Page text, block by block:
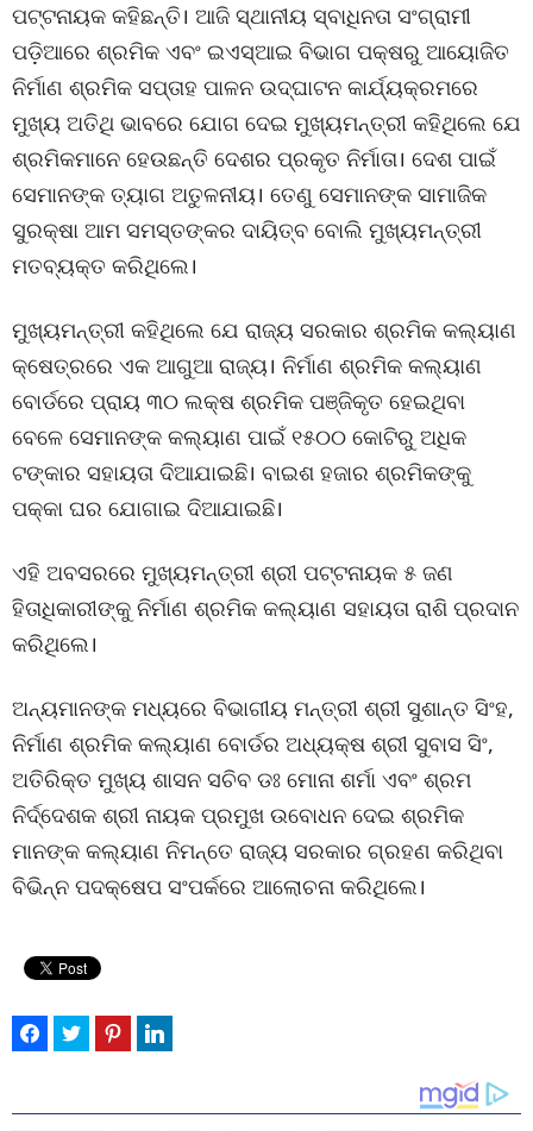
ପଟ୍ଟନାୟକ କହିଛନ୍ତି। ଆଜି ସ୍ଥାନୀୟ ସ୍ବାଧିନତା ସଂଗ୍ରାମୀ
ପଡ଼ିଆରେ ଶ୍ରମିକ ଏବଂ ଇଏସ୍‌ଆଇ ବିଭାଗ ପକ୍ଷରୁ ଆୟୋଜିତ
ନିର୍ମାଣ ଶ୍ରମିକ ସପ୍ତାହ ପାଳନ ଉଦ୍‌ଘାଟନ କାର୍ଯ୍ୟକ୍ରମରେ
ମୁଖ୍ୟ ଅତିଥି ଭାବରେ ଯୋଗ ଦେଇ ମୁଖ୍ୟମନ୍ତ୍ରୀ କହିଥିଲେ ଯେ
ଶ୍ରମିକମାନେ ହେଉଛନ୍ତି ଦେଶର ପ୍ରକୃତ ନିର୍ମାତା। ଦେଶ ପାଇଁ
ସେମାନଙ୍କ ତ୍ୟାଗ ଅତୁଳନୀୟ। ତେଣୁ ସେମାନଙ୍କ ସାମାଜିକ
ସୁରକ୍ଷା ଆମ ସମସ୍ତଙ୍କର ଦାୟିତ୍ବ ବୋଲି ମୁଖ୍ୟମନ୍ତ୍ରୀ
ମତବ୍ୟକ୍ତ କରିଥିଲେ।
ମୁଖ୍ୟମନ୍ତ୍ରୀ କହିଥିଲେ ଯେ ରାଜ୍ୟ ସରକାର ଶ୍ରମିକ କଲ୍ୟାଣ
କ୍ଷେତ୍ରରେ ଏକ ଆଗୁଆ ରାଜ୍ୟ। ନିର୍ମାଣ ଶ୍ରମିକ କଲ୍ୟାଣ
ବୋର୍ଡରେ ପ୍ରାୟ ୩୦ ଲକ୍ଷ ଶ୍ରମିକ ପଞ୍ଜିକୃତ ହେଇଥିବା
ବେଳେ ସେମାନଙ୍କ କଲ୍ୟାଣ ପାଇଁ ୧୫୦୦ କୋଟିରୁ ଅଧିକ
ଟଙ୍କାର ସହାୟତା ଦିଆଯାଇଛି। ବାଇଶ ହଜାର ଶ୍ରମିକଙ୍କୁ
ପକ୍କା ଘର ଯୋଗାଇ ଦିଆଯାଇଛି।
ଏହି ଅବସରରେ ମୁଖ୍ୟମନ୍ତ୍ରୀ ଶ୍ରୀ ପଟ୍ଟନାୟକ ୫ ଜଣ
ହିତାଧିକାରୀଙ୍କୁ ନିର୍ମାଣ ଶ୍ରମିକ କଲ୍ୟାଣ ସହାୟତା ରାଶି ପ୍ରଦାନ
କରିଥିଲେ।
ଅନ୍ୟମାନଙ୍କ ମଧ୍ୟରେ ବିଭାଗୀୟ ମନ୍ତ୍ରୀ ଶ୍ରୀ ସୁଶାନ୍ତ ସିଂହ,
ନିର୍ମାଣ ଶ୍ରମିକ କଲ୍ୟାଣ ବୋର୍ଡର ଅଧ୍ୟକ୍ଷ ଶ୍ରୀ ସୁବାସ ସିଂ,
ଅତିରିକ୍ତ ମୁଖ୍ୟ ଶାସନ ସଚିବ ଡଃ ମୋନା ଶର୍ମା ଏବଂ ଶ୍ରମ
ନିର୍ଦ୍ଦେଶକ ଶ୍ରୀ ନାୟକ ପ୍ରମୁଖ ଉବୋଧନ ଦେଇ ଶ୍ରମିକ
ମାନଙ୍କ କଲ୍ୟାଣ ନିମନ୍ତେ ରାଜ୍ୟ ସରକାର ଗ୍ରହଣ କରିଥିବା
ବିଭିନ୍ନ ପଦକ୍ଷେପ ସଂପର୍କରେ ଆଲୋଚନା କରିଥିଲେ।